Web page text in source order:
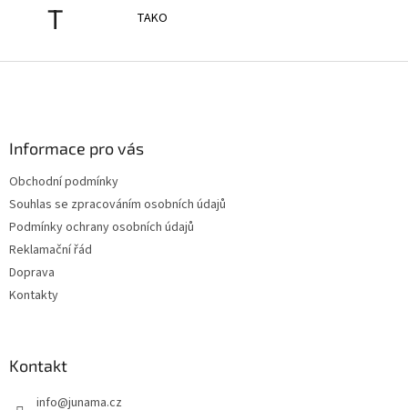
T TAKO
Informace pro vás
Obchodní podmínky
Souhlas se zpracováním osobních údajů
Podmínky ochrany osobních údajů
Reklamační řád
Doprava
Kontakty
Kontakt
info@junama.cz